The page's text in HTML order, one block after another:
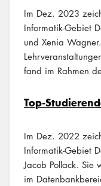
Im Dez. 2023
Informatik-Gebiet
und Xenia
fand im Rahmen
Top-
Im Dez. 2022
Informatik-Gebiet
Jacob Pollack. Sie
im